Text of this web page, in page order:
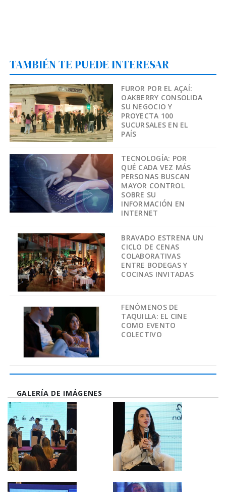
TAMBIÉN TE PUEDE INTERESAR
FUROR POR EL AÇAÍ:
OAKBERRY CONSOLIDA
SU NEGOCIO Y
PROYECTA 100
SUCURSALES EN EL
PAÍS
TECNOLOGÍA: POR
QUÉ CADA VEZ MÁS
PERSONAS BUSCAN
MAYOR CONTROL
SOBRE SU
INFORMACIÓN EN
INTERNET
BRAVADO ESTRENA UN
CICLO DE CENAS
COLABORATIVAS
ENTRE BODEGAS Y
COCINAS INVITADAS
FENÓMENOS DE
TAQUILLA: EL CINE
COMO EVENTO
COLECTIVO
GALERÍA DE IMÁGENES